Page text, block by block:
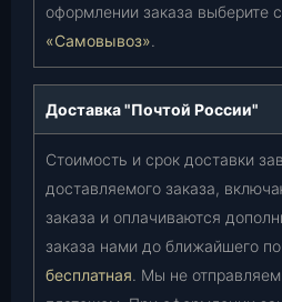
оформлении заказа выберите
«Самовывоз».
Доставка "Почтой России"
Стоимость и срок доставки
доставляемого заказа,
заказа и оплачиваются
заказа нами до ближайшего
бесплатная. Мы не